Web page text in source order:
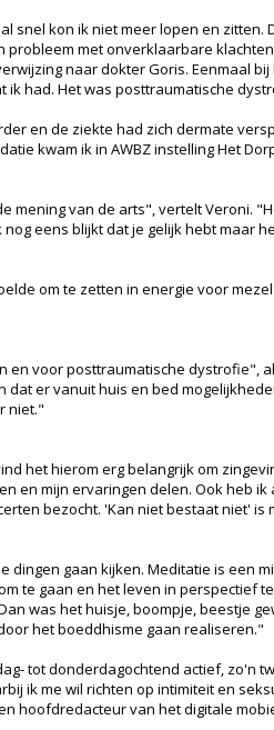
snel kon ik niet meer lopen en zitten.
met onverklaarbare
naar dokter Goris. Eenmaal bij
ik had. Het was posttraumatische
en de ziekte had zich dermate
kwam ik in AWBZ instelling Het
mening van de arts", vertelt Veroni.
eens blijkt dat je gelijk hebt maar
om te zetten in energie voor
en voor posttraumatische dystrofie",
dat er vanuit huis en bed
niet."
het hierom erg belangrijk om
en mijn ervaringen delen. Ook heb ik
bezocht. 'Kan niet bestaat niet' is
dingen gaan kijken. Meditatie is een
te gaan en het leven in perspectief
was het huisje, boompje, beestje
het boeddhisme gaan realiseren."
tot donderdagochtend actief, zo'n
ik me wil richten op intimiteit en
hoofdredacteur van het digitale